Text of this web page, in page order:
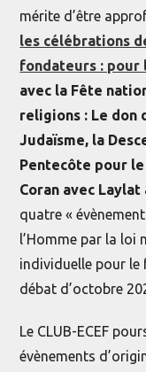
mérite d’être
les célébrations
fondateurs : pour
avec la Fête
religions : Le don
Judaïsme, la
Pentecôte pour
Coran avec Laylat
quatre «
l’Homme par la loi
individuelle pour le
débat d’octobre
Le CLUB-ECEF
évènements